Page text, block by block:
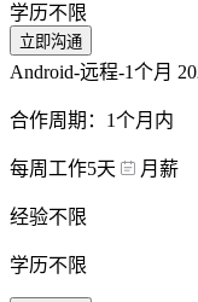
学历不限
立即沟通
Android-远程-1个月
合作周期：1个月内
每周工作5天 月薪
经验不限
学历不限